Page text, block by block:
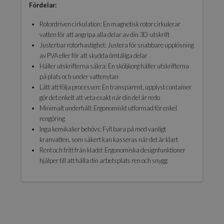
Fördelar:
Rotordriven cirkulation: En magnetisk rotor cirkulerar
vatten för att angripa alla delar av din 3D-utskrift
Justerbar rotorhastighet: Justera för snabbare upplösning
av PVA eller för att skydda ömtåliga delar
Håller utskrifterna säkra: En sköljkorg håller utskrifterna
på plats och under vattenytan
Lätt att följa processen: En transparent, upplyst container
gör det enkelt att veta exakt när din del är redo
Minimalt underhåll: Ergonomiskt utformad för enkel
rengöring
Inga kemikalier behövs: Fyll bara på med vanligt
kranvatten, som säkert kan kasseras när det är klart
Rent och fritt från kladd: Ergonomiska designfunktioner
hjälper till att hålla din arbetsplats ren och snygg